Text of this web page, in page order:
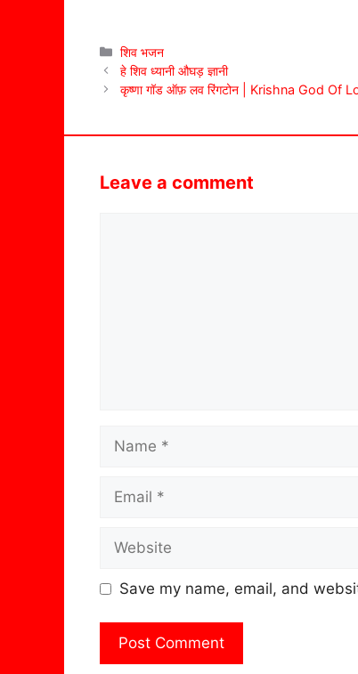
Categories
शिव भजन
हे शिव ध्यानी औघड़ ज्ञानी
कृष्णा गॉड ऑफ़ लव रिंगटोन | Krishna God Of
Leave a comment
Save my name, email, and